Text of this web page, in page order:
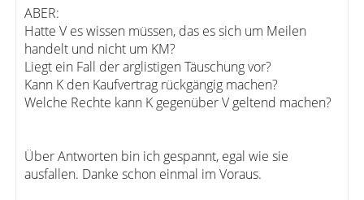
ABER:
Hatte V es wissen müssen, das es sich um Meilen
handelt und nicht um KM?
Liegt ein Fall der arglistigen Täuschung vor?
Kann K den Kaufvertrag rückgängig machen?
Welche Rechte kann K gegenüber V geltend machen?
Über Antworten bin ich gespannt, egal wie sie
ausfallen. Danke schon einmal im Voraus.